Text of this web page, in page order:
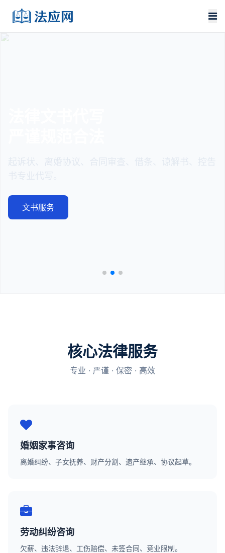
文书服务
核心法律服务
专业 · 严谨 · 保密 · 高效
婚姻家事咨询
离婚纠纷、子女抚养、财产分割、遗产继承、协议起草。
劳动纠纷咨询
欠薪、违法辞退、工伤赔偿、未签合同、竞业限制。